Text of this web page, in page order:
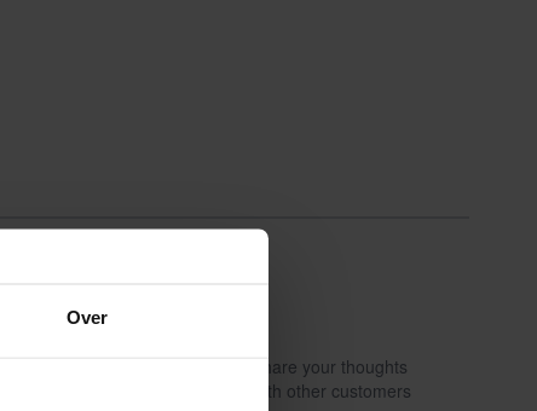
Over
Share your thoughts
with other customers